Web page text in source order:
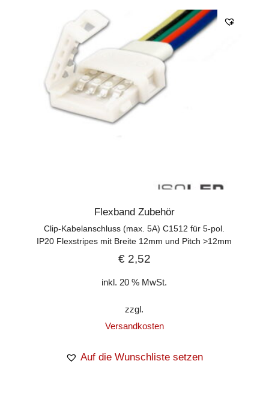
Flexband Zubehör
Clip-Kabelanschluss (max. 5A) C1512 für 5-pol.
IP20 Flexstripes mit Breite 12mm und Pitch >12mm
€2,52
inkl. 20 % MwSt.
zzgl.
Versandkosten
Auf die Wunschliste setzen